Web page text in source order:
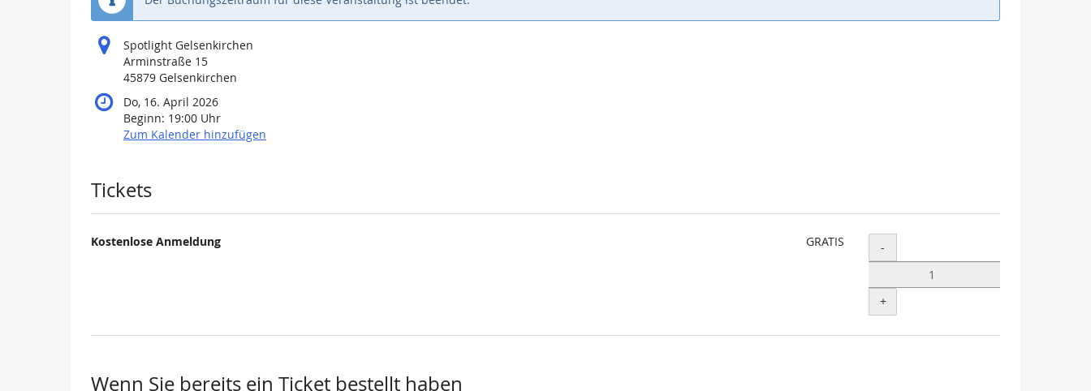
Spotlight Gelsenkirchen
Arminstraße 15
45879 Gelsenkirchen
Do, 16. April 2026
Beginn: 19:00 Uhr
Zum Kalender hinzufügen
Produkte
Tickets
Kostenlose Anmeldung GRATIS Menge
-
+
Wenn Sie bereits ein Ticket bestellt haben